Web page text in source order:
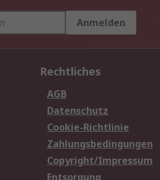
Anmelden
Rechtliches
AGB
Datenschutz
Cookie-Richtlinie
Zahlungsbedingungen
Copyright/Impressum
Entsorgung